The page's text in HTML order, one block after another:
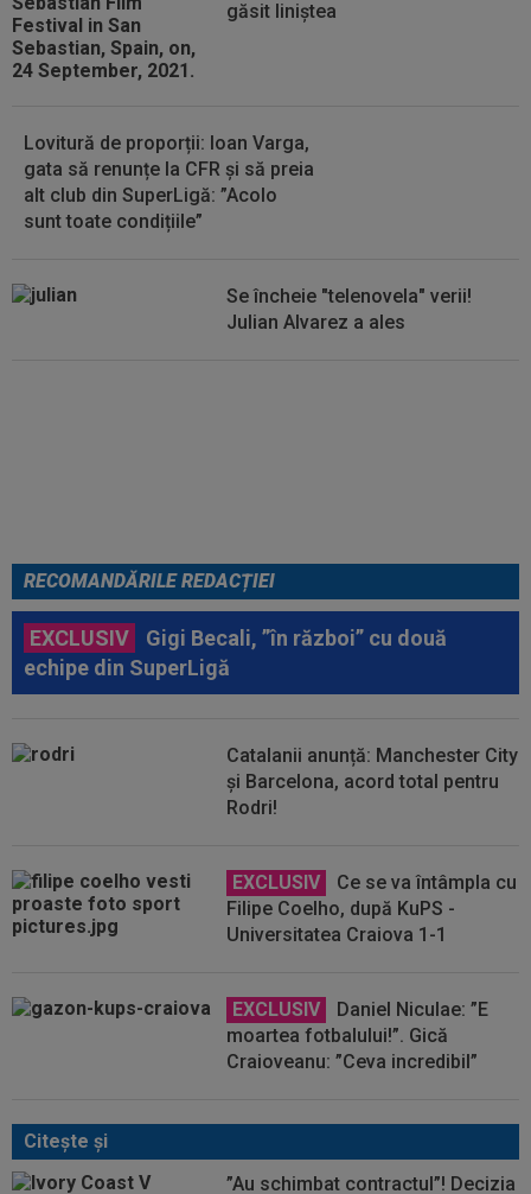
Coelho, după KuPS - Universitatea Craiova 1-1
găsit liniștea
Lovitură de proporții: Ioan Varga,
gata să renunțe la CFR și să preia
alt club din SuperLigă: ”Acolo
sunt toate condițiile”
Se încheie "telenovela" verii!
Julian Alvarez a ales
RECOMANDĂRILE REDACȚIEI
EXCLUSIV
Gigi Becali, ”în război” cu două
echipe din SuperLigă
Catalanii anunță: Manchester City
și Barcelona, acord total pentru
Rodri!
EXCLUSIV
Ce se va întâmpla cu
Filipe Coelho, după KuPS -
Universitatea Craiova 1-1
EXCLUSIV
Daniel Niculae: ”E
moartea fotbalului!”. Gică
Craioveanu: ”Ceva incredibil”
Citeşte şi
”Au schimbat contractul”! Decizia